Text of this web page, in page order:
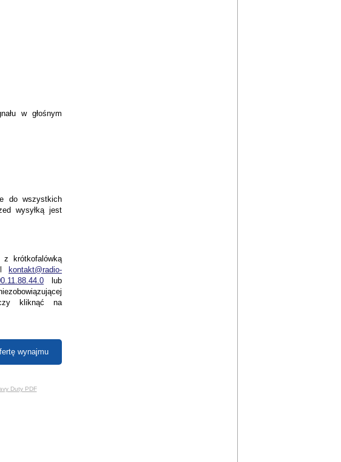
w głośnym
do wszystkich
wysyłką jest
z krótkofalówką
kontakt@radio-
lub
kliknąć na
wynajmu
Duty PDF